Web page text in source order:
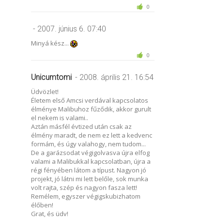
0
- 2007. június 6. 07:40
Minyá kész...
0
Unicumtomi - 2008. április 21. 16:54
Üdvözlet!
Életem első Amcsi verdával kapcsolatos
élménye Malibuhoz fűződik, akkor gurult
el nekem is valami..
Aztán másfél évtized után csak az
élmény maradt, de nem ez lett a kedvenc
formám, és úgy valahogy, nem tudom...
De a garázsodat végigolvasva újra elfog
valami a Malibukkal kapcsolatban, újra a
régi fényében látom a típust. Nagyon jó
projekt, jó látni mi lett belőle, sok munka
volt rajta, szép és nagyon fasza lett!
Remélem, egyszer végigskubizhatom
élőben!
Grat, és üdv!